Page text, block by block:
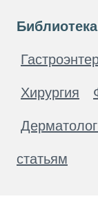
Хирургия
статьям